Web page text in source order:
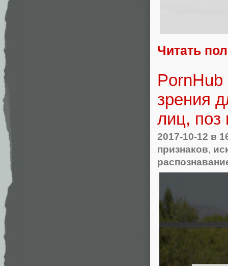
Читать
зрения
лиц, поз
2017-10-12 в
признаков,